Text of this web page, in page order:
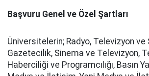
Başvuru Genel ve Özel Şartları
Üniversitelerin; Radyo, Televizyon ve
Gazetecilik, Sinema ve Televizyon,
Haberciliği ve Programcılığı, Basın